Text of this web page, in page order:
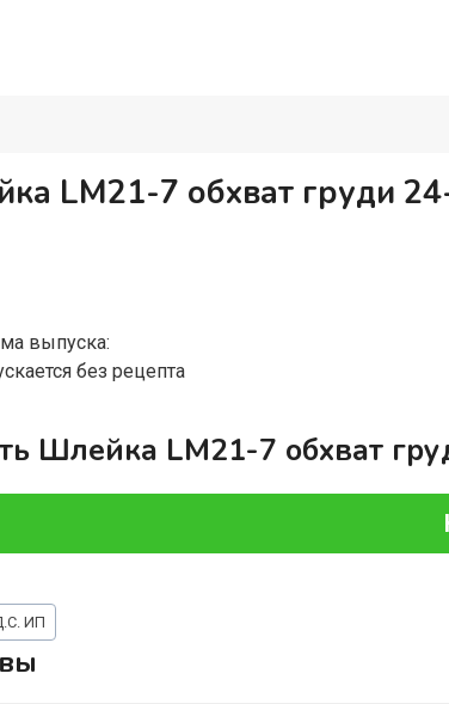
LM21-7 обхват груди
выпуска:
без рецепта
Шлейка LM21-7 обхват
ИП